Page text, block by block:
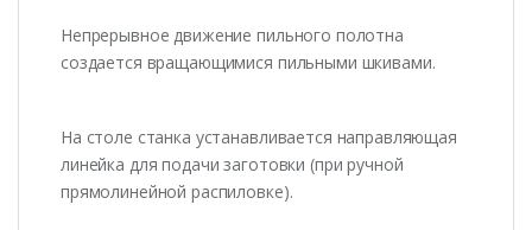
Непрерывное движение пильного полотна
создается вращающимися пильными шкивами.
На столе станка устанавливается направляющая
линейка для подачи заготовки (при ручной
прямолинейной распиловке).